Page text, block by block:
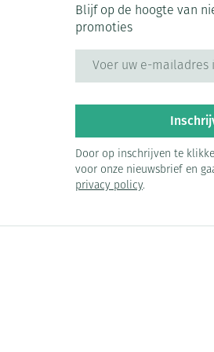
Blijf op de hoogte van
promoties
Door op inschrijven te
voor onze nieuwsbrief en
privacy policy.